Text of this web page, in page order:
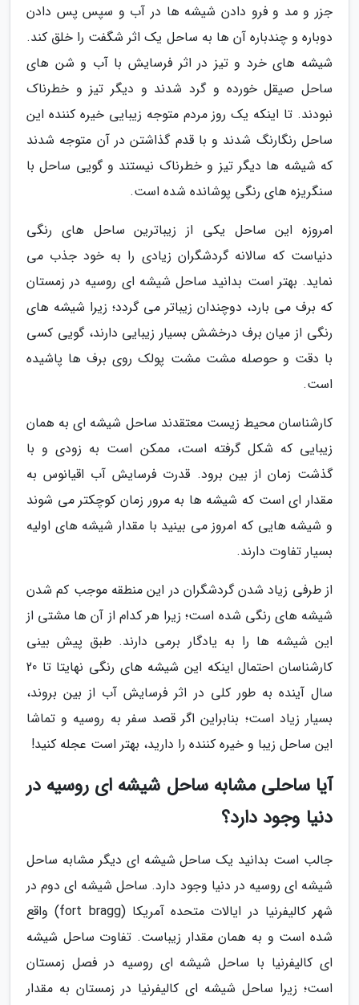
جزر و مد و فرو دادن شیشه ها در آب و سپس پس دادن
دوباره و چندباره آن ها به ساحل یک اثر شگفت را خلق کند.
شیشه های خرد و تیز در اثر فرسایش با آب و شن های
ساحل صیقل خورده و گرد شدند و دیگر تیز و خطرناک
نبودند. تا اینکه یک روز مردم متوجه زیبایی خیره کننده این
ساحل رنگارنگ شدند و با قدم گذاشتن در آن متوجه شدند
که شیشه ها دیگر تیز و خطرناک نیستند و گویی ساحل با
سنگریزه های رنگی پوشانده شده است.
امروزه این ساحل یکی از زیباترین ساحل های رنگی
دنیاست که سالانه گردشگران زیادی را به خود جذب می
نماید. بهتر است بدانید ساحل شیشه ای روسیه در زمستان
که برف می بارد، دوچندان زیباتر می گردد؛ زیرا شیشه های
رنگی از میان برف درخشش بسیار زیبایی دارند، گویی کسی
با دقت و حوصله مشت مشت پولک روی برف ها پاشیده
است.
کارشناسان محیط زیست معتقدند ساحل شیشه ای به همان
زیبایی که شکل گرفته است، ممکن است به زودی و با
گذشت زمان از بین برود. قدرت فرسایش آب اقیانوس به
مقدار ای است که شیشه ها به مرور زمان کوچکتر می شوند
و شیشه هایی که امروز می بینید با مقدار شیشه های اولیه
بسیار تفاوت دارند.
از طرفی زیاد شدن گردشگران در این منطقه موجب کم شدن
شیشه های رنگی شده است؛ زیرا هر کدام از آن ها مشتی از
این شیشه ها را به یادگار برمی دارند. طبق پیش بینی
کارشناسان احتمال اینکه این شیشه های رنگی نهایتا تا 20
سال آینده به طور کلی در اثر فرسایش آب از بین بروند،
بسیار زیاد است؛ بنابراین اگر قصد سفر به روسیه و تماشا
این ساحل زیبا و خیره کننده را دارید، بهتر است عجله کنید!
آیا ساحلی مشابه ساحل شیشه ای روسیه در
دنیا وجود دارد؟
جالب است بدانید یک ساحل شیشه ای دیگر مشابه ساحل
شیشه ای روسیه در دنیا وجود دارد. ساحل شیشه ای دوم در
شهر کالیفرنیا در ایالات متحده آمریکا (fort bragg) واقع
شده است و به همان مقدار زیباست. تفاوت ساحل شیشه
ای کالیفرنیا با ساحل شیشه ای روسیه در فصل زمستان
است؛ زیرا ساحل شیشه ای کالیفرنیا در زمستان به مقدار